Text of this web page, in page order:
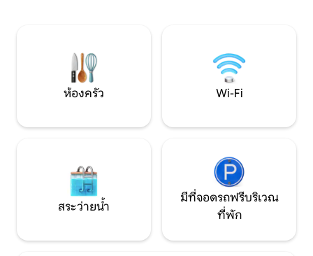
ห้องครัว Wi-Fi
สระว่ายน้ำ
มีที่จอดรถฟรีบริเวณ
ที่พัก